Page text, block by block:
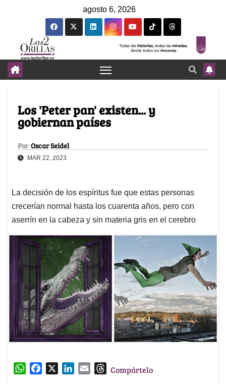
agosto 6, 2026
Los 'Peter pan' existen... y
gobiernan países
Por Oscar Seidel
MAR 22, 2023
La decisión de los espíritus fue que estas personas
crecerían normal hasta los cuarenta años, pero con
aserrín en la cabeza y sin materia gris en el cerebro
W
TCompártelo